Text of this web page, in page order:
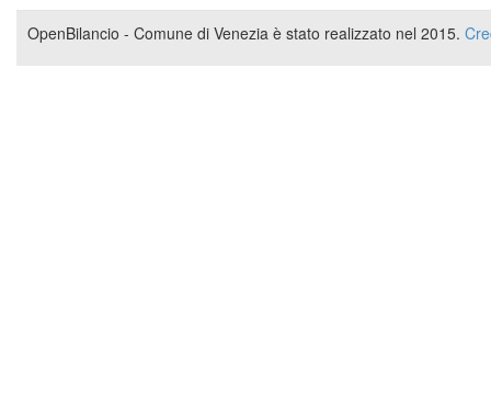
OpenBilancio - Comune di Venezia è stato realizzato nel 2015.